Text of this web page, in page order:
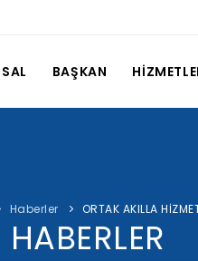
BAŞKAN
Haberler ORTAK AKILLA
HABERLER